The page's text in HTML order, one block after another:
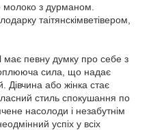
з дурманом.
таітянскімветівером,
має певну думку про себе з
сила, що надає
Дівчина або жінка стає
стиль спокушання по
насолоди і незабутнім
успіх у всіх